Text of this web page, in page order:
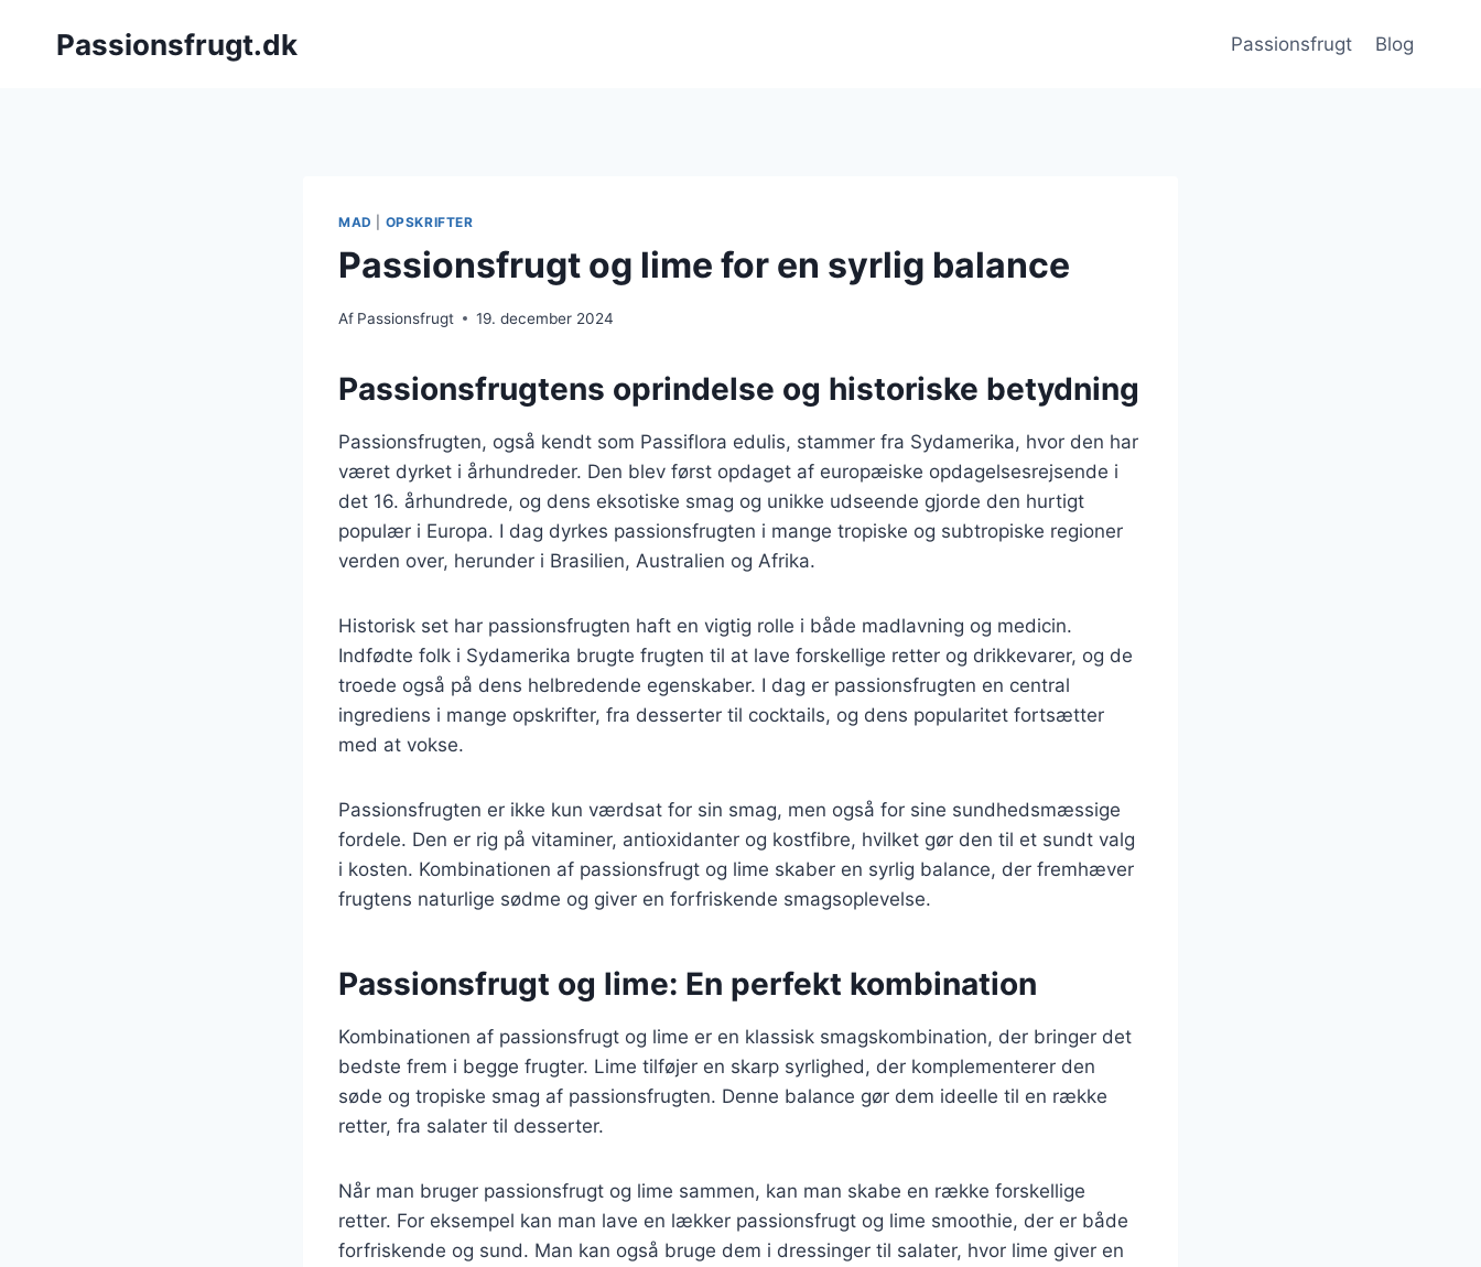
Passionsfrugt.dk Passionsfrugt Blog
MAD OPSKRIFTER
Passionsfrugt og lime for en syrlig balance
Af Passionsfrugt 19. december 2024
Passionsfrugtens oprindelse og historiske betydning
Passionsfrugten, også kendt som Passiflora edulis, stammer fra Sydamerika, hvor den har
været dyrket i århundreder. Den blev først opdaget af europæiske opdagelsesrejsende i
det 16. århundrede, og dens eksotiske smag og unikke udseende gjorde den hurtigt
populær i Europa. I dag dyrkes passionsfrugten i mange tropiske og subtropiske regioner
verden over, herunder i Brasilien, Australien og Afrika.
Historisk set har passionsfrugten haft en vigtig rolle i både madlavning og medicin.
Indfødte folk i Sydamerika brugte frugten til at lave forskellige retter og drikkevarer, og de
troede også på dens helbredende egenskaber. I dag er passionsfrugten en central
ingrediens i mange opskrifter, fra desserter til cocktails, og dens popularitet fortsætter
med at vokse.
Passionsfrugten er ikke kun værdsat for sin smag, men også for sine sundhedsmæssige
fordele. Den er rig på vitaminer, antioxidanter og kostfibre, hvilket gør den til et sundt valg
i kosten. Kombinationen af passionsfrugt og lime skaber en syrlig balance, der fremhæver
frugtens naturlige sødme og giver en forfriskende smagsoplevelse.
Passionsfrugt og lime: En perfekt kombination
Kombinationen af passionsfrugt og lime er en klassisk smagskombination, der bringer det
bedste frem i begge frugter. Lime tilføjer en skarp syrlighed, der komplementerer den
søde og tropiske smag af passionsfrugten. Denne balance gør dem ideelle til en række
retter, fra salater til desserter.
Når man bruger passionsfrugt og lime sammen, kan man skabe en række forskellige
retter. For eksempel kan man lave en lækker passionsfrugt og lime smoothie, der er både
forfriskende og sund. Man kan også bruge dem i dressinger til salater, hvor lime giver en